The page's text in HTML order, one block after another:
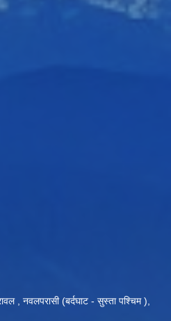
, नवलपरासी (बर्दघाट - सुस्ता पश्चिम ),